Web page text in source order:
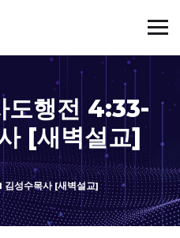
도행전 4:33-
[새벽설교]
성수목사 [새벽설교]